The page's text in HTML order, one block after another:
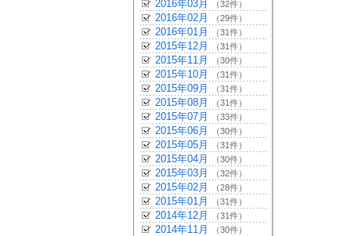
2016年03月 （32件）
2016年02月 （29件）
2016年01月 （31件）
2015年12月 （31件）
2015年11月 （30件）
2015年10月 （31件）
2015年09月 （31件）
2015年08月 （31件）
2015年07月 （33件）
2015年06月 （30件）
2015年05月 （31件）
2015年04月 （30件）
2015年03月 （32件）
2015年02月 （28件）
2015年01月 （31件）
2014年12月 （31件）
2014年11月 （30件）